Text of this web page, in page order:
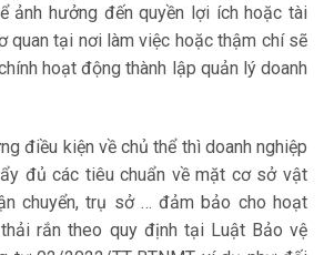
ảnh hưởng đến quyền lợi ích hoặc tài
quan tại nơi làm việc hoặc thậm chí sẽ
hoạt động thành lập quản lý doanh
điều kiện về chủ thể thì doanh nghiệp
đủ các tiêu chuẩn về mặt cơ sở vật
chuyển, trụ sở … đảm bảo cho hoạt
rắn theo quy định tại Luật Bảo vệ